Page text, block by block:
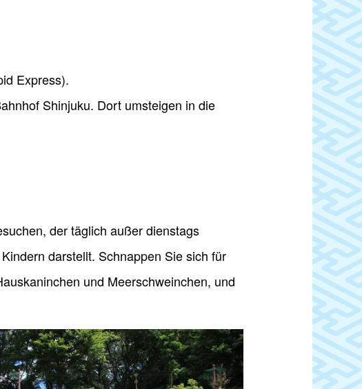
Express).
Shinjuku. Dort umsteigen in die
der täglich außer dienstags
darstellt. Schnappen Sie sich für
und Meerschweinchen, und